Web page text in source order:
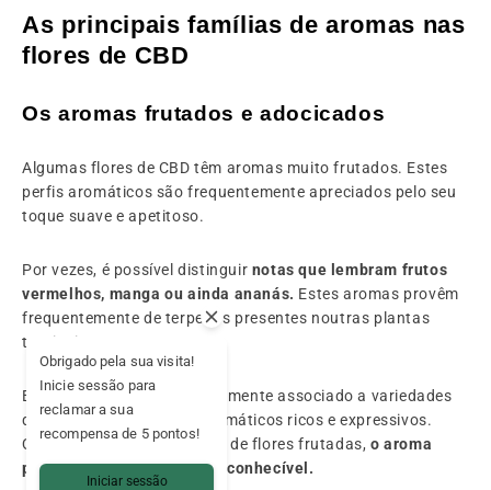
As principais famílias de aromas nas
flores de CBD
Os aromas frutados e adocicados
Algumas flores de CBD têm aromas muito frutados. Estes
perfis aromáticos são frequentemente apreciados pelo seu
toque suave e apetitoso.
Por vezes, é possível distinguir notas que lembram frutos
vermelhos, manga ou ainda ananás. Estes aromas provêm
frequentemente de terpenos presentes noutras plantas
tropicais.
Este tipo de perfume é geralmente associado a variedades
que desenvolvem perfis aromáticos ricos e expressivos.
Quando abres um saquinho de flores frutadas,o aroma
pode ser imediatamente reconhecível.
Obrigado pela sua visita!
Inicie sessão para
reclamar a sua
recompensa de 5 pontos!
Iniciar sessão